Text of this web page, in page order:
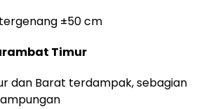
±50 cm
Timur
dan Barat terdampak, sebagian